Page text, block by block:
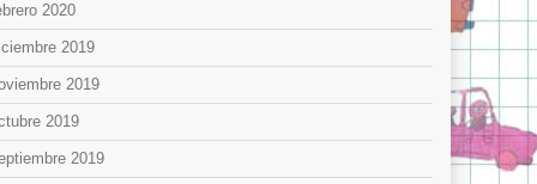
2020
2019
2019
2019
2019